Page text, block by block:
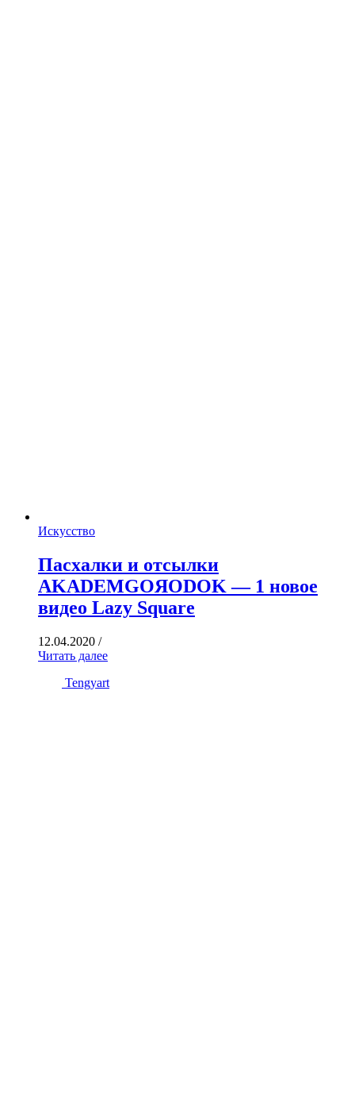
Искусство
Пасхалки и отсылки
AKADEMGOЯODOK — 1 новое
видео Lazy Square
12.04.2020 /
Читать далее
Tengyart